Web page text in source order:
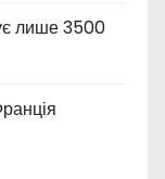
лише 3500